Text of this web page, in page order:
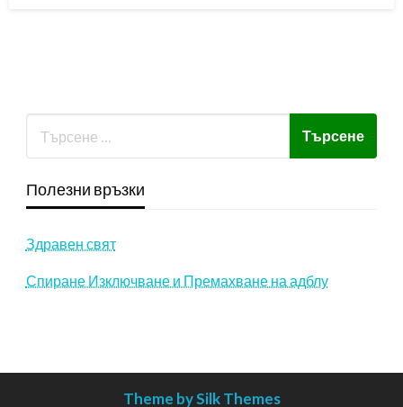
Полезни връзки
Здравен свят
Спиране Изключване и Премахване на адблу
Theme by Silk Themes